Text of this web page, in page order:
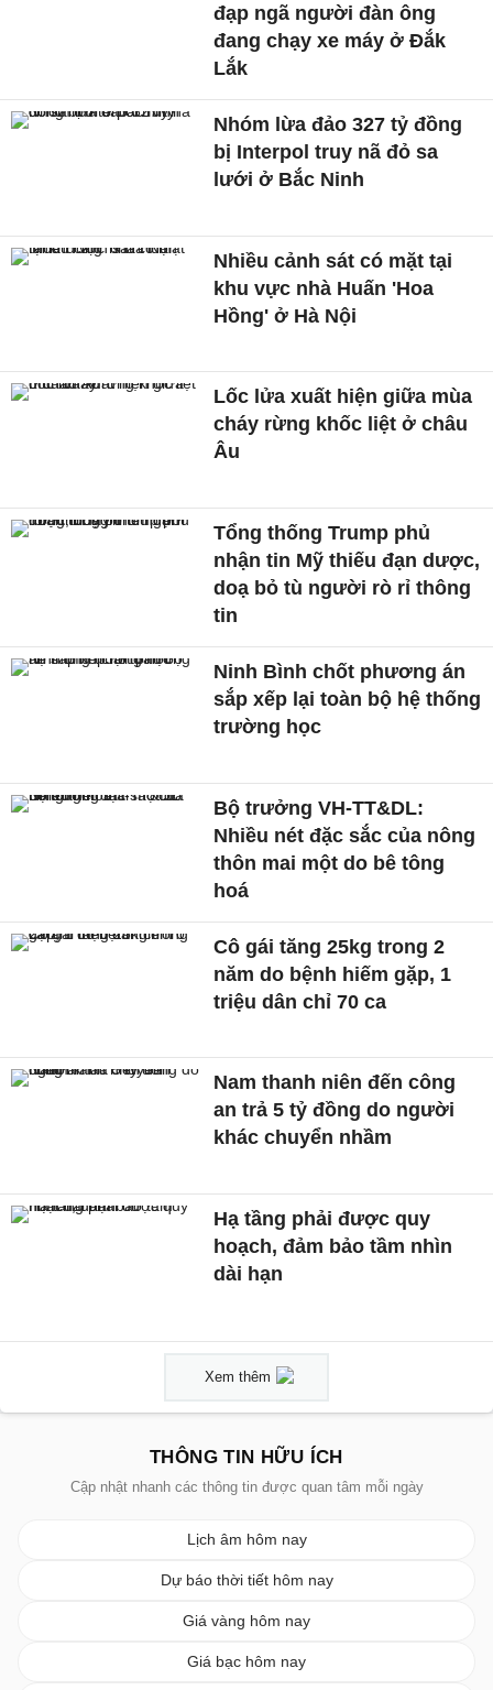
đạp ngã người đàn ông
đang chạy xe máy ở Đắk
Lắk
Nhóm lừa đảo 327 tỷ đồng
bị Interpol truy nã đỏ sa
lưới ở Bắc Ninh
Nhiều cảnh sát có mặt tại
khu vực nhà Huấn 'Hoa
Hồng' ở Hà Nội
Lốc lửa xuất hiện giữa mùa
cháy rừng khốc liệt ở châu
Âu
Tổng thống Trump phủ
nhận tin Mỹ thiếu đạn dược,
doạ bỏ tù người rò rỉ thông
tin
Ninh Bình chốt phương án
sắp xếp lại toàn bộ hệ thống
trường học
Bộ trưởng VH-TT&DL:
Nhiều nét đặc sắc của nông
thôn mai một do bê tông
hoá
Cô gái tăng 25kg trong 2
năm do bệnh hiếm gặp, 1
triệu dân chỉ 70 ca
Nam thanh niên đến công
an trả 5 tỷ đồng do người
khác chuyển nhầm
Hạ tầng phải được quy
hoạch, đảm bảo tầm nhìn
dài hạn
Xem thêm
THÔNG TIN HỮU ÍCH
Cập nhật nhanh các thông tin được quan tâm mỗi ngày
Lịch âm hôm nay
Dự báo thời tiết hôm nay
Giá vàng hôm nay
Giá bạc hôm nay